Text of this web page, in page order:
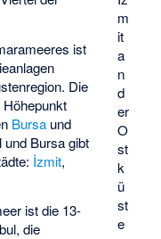
m
it
a
n
d
er
O
st
k
ü
st
e
ist
Die
Bursa und
und Bursa gibt
İzmit,
ist die 13-
die